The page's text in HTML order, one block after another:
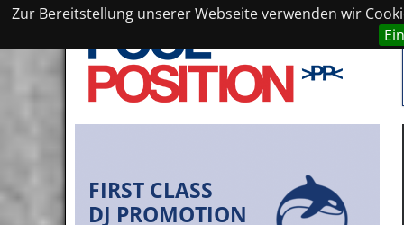
Zur Bereitstellung unserer Webseite verwenden wir
FIRST CLASS
DJ PROMOTION